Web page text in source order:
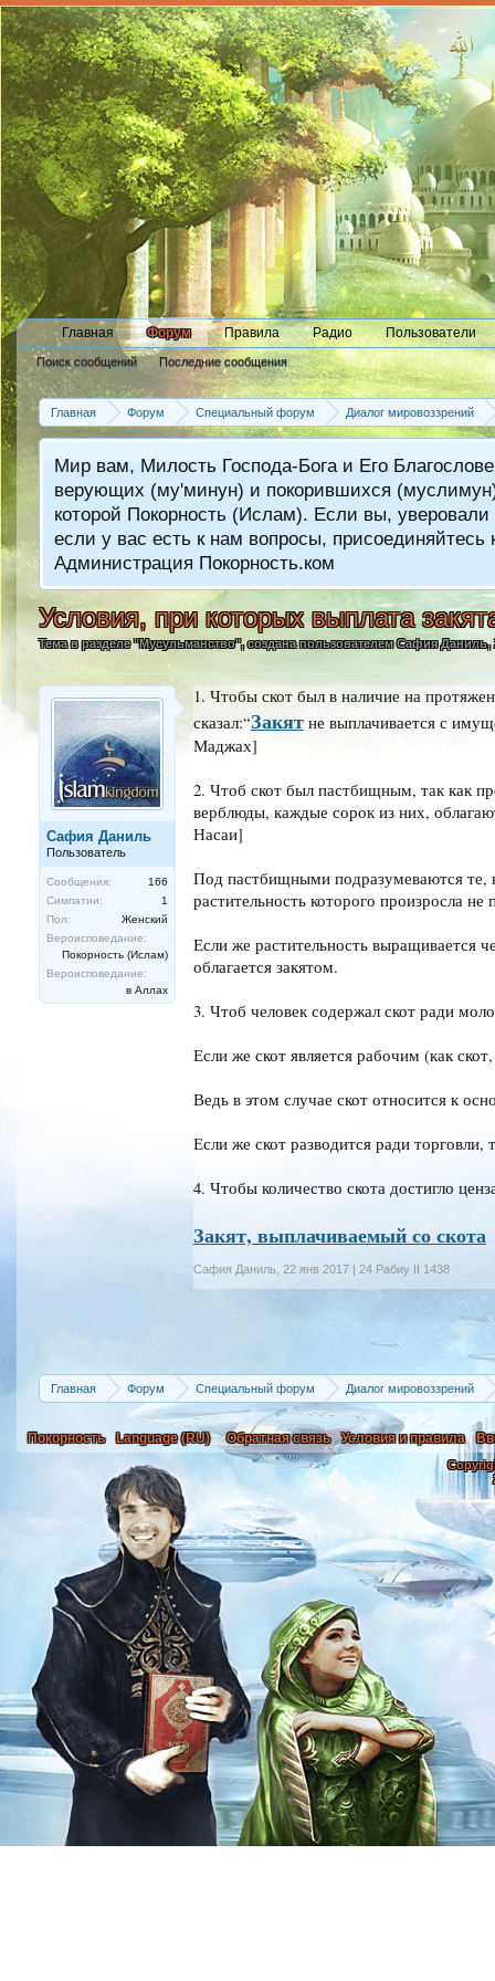
Главная Форум
Поиск сообщений Последние сообщения
Правила Радио Пользователи
Главная Форум Специальный форум Диалог мировоззрений
Мир вам, Милость Господа-Бога и Его
верующих (му'минун) и покорившихся
которой Покорность (Ислам). Если вы,
если у вас есть к нам вопросы,
Администрация Покорность.ком
Условия, при которых выплата
Тема в разделе "Мусульманство", создана пользователемСафия Даниль,
Сафия Даниль
Пользователь
Сообщения:
166
Симпатии:
1
Пол:
Женский
Вероисповедание:
Покорность (Ислам)
Вероисповедание:
в Аллах
1. Чтобы скот был в наличие на
сказал:“Закят не выплачивается с
Маджах]
2. Чтоб скот был пастбищным, так как
верблюды, каждые сорок из них,
Насаи]
Под пастбищными подразумеваются те,
растительность которого произросла не
Если же растительность выращивается
облагается закятом.
3. Чтоб человек содержал скот ради
Если же скот является рабочим (как
Ведь в этом случае скот относится к
Если же скот разводится ради торговли,
4. Чтобы количество скота достигло
Закят, выплачиваемый со скота
Сафия Даниль 22 янв 2017 | 24 Рабиу II 1438
Главная Форум Специальный форум Диалог мировоззрений
Покорность Language (RU) Обратная связь Условия и правила